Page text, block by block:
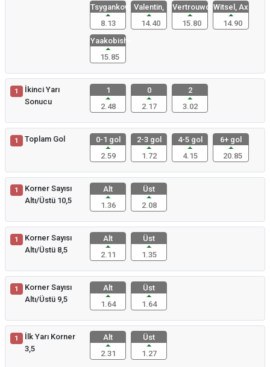
Tsygankov,
8.13
Valentin,
14.40
Vertrouwd,
15.80
Witsel, Ax
14.90
Yaakobishv
15.85
1
İkinci Yarı
Sonucu
1
2.48
0
2.17
2
3.02
1 Toplam Gol
0-1 gol
2.59
2-3 gol
1.72
4-5 gol
4.15
6+ gol
20.85
1
Korner Sayısı
Altı/Üstü 10,5
Alt
1.36
Üst
2.08
1
Korner Sayısı
Altı/Üstü 8,5
Alt
2.11
Üst
1.35
1
Korner Sayısı
Altı/Üstü 9,5
Alt
1.64
Üst
1.64
1
İlk Yarı Korner
3,5
Alt
2.31
Üst
1.27